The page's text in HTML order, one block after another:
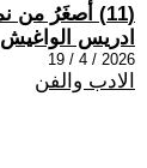
(11) أصغَرُ من نملة في الصّحرَاء
ادريس الواغيش
2026 / 4 / 19
الادب والفن